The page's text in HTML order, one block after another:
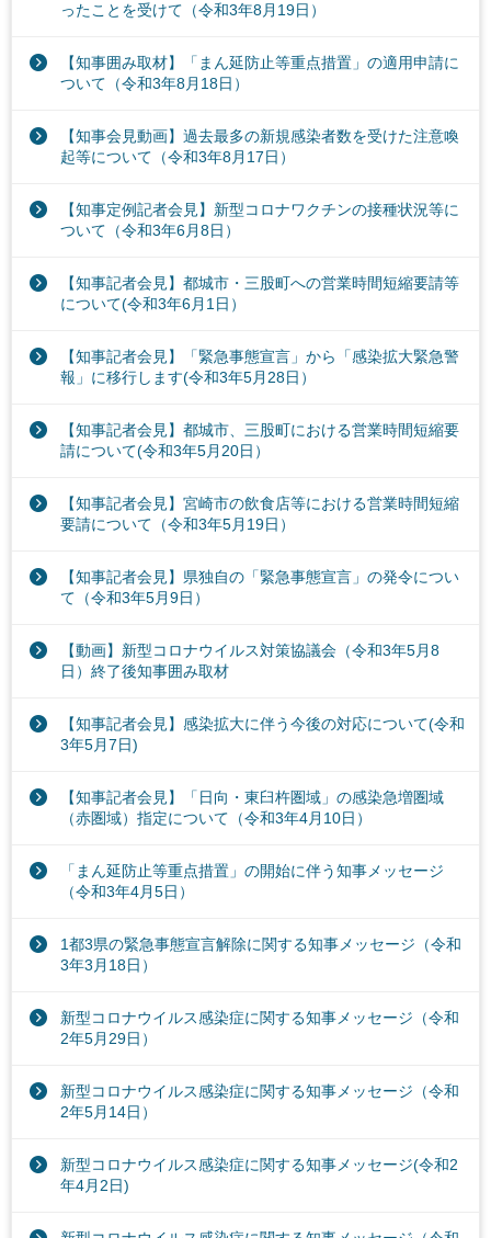
ったことを受けて（令和3年8月19日）
【知事囲み取材】「まん延防止等重点措置」の適用申請に
ついて（令和3年8月18日）
【知事会見動画】過去最多の新規感染者数を受けた注意喚
起等について（令和3年8月17日）
【知事定例記者会見】新型コロナワクチンの接種状況等に
ついて（令和3年6月8日）
【知事記者会見】都城市・三股町への営業時間短縮要請等
について(令和3年6月1日）
【知事記者会見】「緊急事態宣言」から「感染拡大緊急警
報」に移行します(令和3年5月28日）
【知事記者会見】都城市、三股町における営業時間短縮要
請について(令和3年5月20日）
【知事記者会見】宮崎市の飲食店等における営業時間短縮
要請について（令和3年5月19日）
【知事記者会見】県独自の「緊急事態宣言」の発令につい
て（令和3年5月9日）
【動画】新型コロナウイルス対策協議会（令和3年5月8
日）終了後知事囲み取材
【知事記者会見】感染拡大に伴う今後の対応について(令和
3年5月7日)
【知事記者会見】「日向・東臼杵圏域」の感染急増圏域
（赤圏域）指定について（令和3年4月10日）
「まん延防止等重点措置」の開始に伴う知事メッセージ
（令和3年4月5日）
1都3県の緊急事態宣言解除に関する知事メッセージ（令和
3年3月18日）
新型コロナウイルス感染症に関する知事メッセージ（令和
2年5月29日）
新型コロナウイルス感染症に関する知事メッセージ（令和
2年5月14日）
新型コロナウイルス感染症に関する知事メッセージ(令和2
年4月2日)